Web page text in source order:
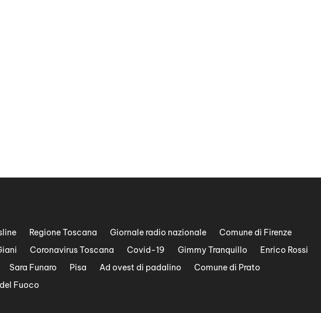
Regione Toscana Giornale radio nazionale
Comune di Firenze
Coronavirus Toscana Covid-19 Gimmy Tranquillo
Enrico Rossi
Sara Funaro Pisa Ad ovest di padalino
Comune di Prato
Fuoco